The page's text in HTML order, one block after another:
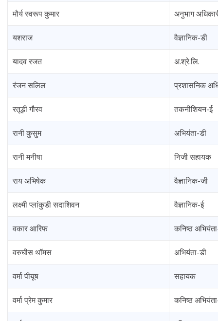
मौर्य स्वरूप कुमार अनुभाग
यशराज वैज्ञानिक-डी
यादव रजत अ.श्रे.लि.
रंजन सलिल प्रशासनिक
रतूड़ी गौरव तकनीशियन-ई
रानी कुसुम अभियंता-डी
रानी मनीषा निजी सहायक
राय अभिषेक वैज्ञानिक-जी
लक्ष्मी प्लांकुडी सदाशिवन वैज्ञानिक-ई
वकार आरिफ कनिष्ठ
वरुघीस थॉमस अभियंता-डी
वर्मा पीयूष सहायक
वर्मा प्रेम कुमार कनिष्ठ